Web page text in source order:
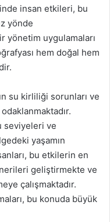
insan etkileri, bu
yönde
uygulamaları
hem doğal hem
su kirliliği sorunları ve
seviyeleri ve
yaşamın
bu etkilerin en
geliştirmekte ve
çalışmaktadır.
bu konuda büyük